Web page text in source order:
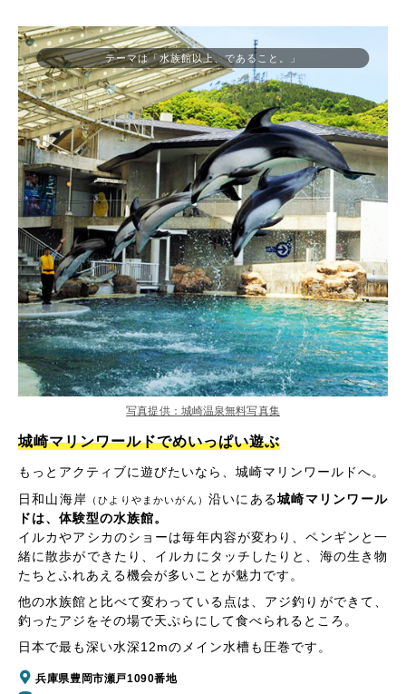
城崎マリンワールドでめいっぱい遊ぶ
もっとアクティブに遊びたいなら、城崎マリンワールドへ。
日和山海岸 （ひよりやまかいがん） 沿いにある城崎マリンワール
ドは、体験型の水族館。
イルカやアシカのショーは毎年内容が変わり、ペンギンと一
緒に散歩ができたり、イルカにタッチしたりと、海の生き物
たちとふれあえる機会が多いことが魅力です。
他の水族館と比べて変わっている点は、アジ釣りができて、
釣ったアジをその場で天ぷらにして食べられるところ。
日本で最も深い水深12mのメイン水槽も圧巻です。
兵庫県豊岡市瀬戸1090番地
テーマは「水族館以上、であること。」
写真提供：城崎温泉無料写真集